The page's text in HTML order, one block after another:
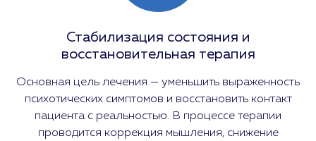
Стабилизация состояния и
восстановительная терапия
Основная цель лечения — уменьшить выраженность
психотических симптомов и восстановить контакт
пациента с реальностью. В процессе терапии
проводится коррекция мышления, снижение